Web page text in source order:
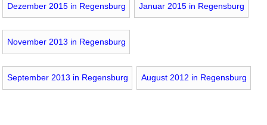
Dezember 2015 in Regensburg Januar 2015 in Regensburg
November 2013 in Regensburg
September 2013 in Regensburg August 2012 in Regensburg